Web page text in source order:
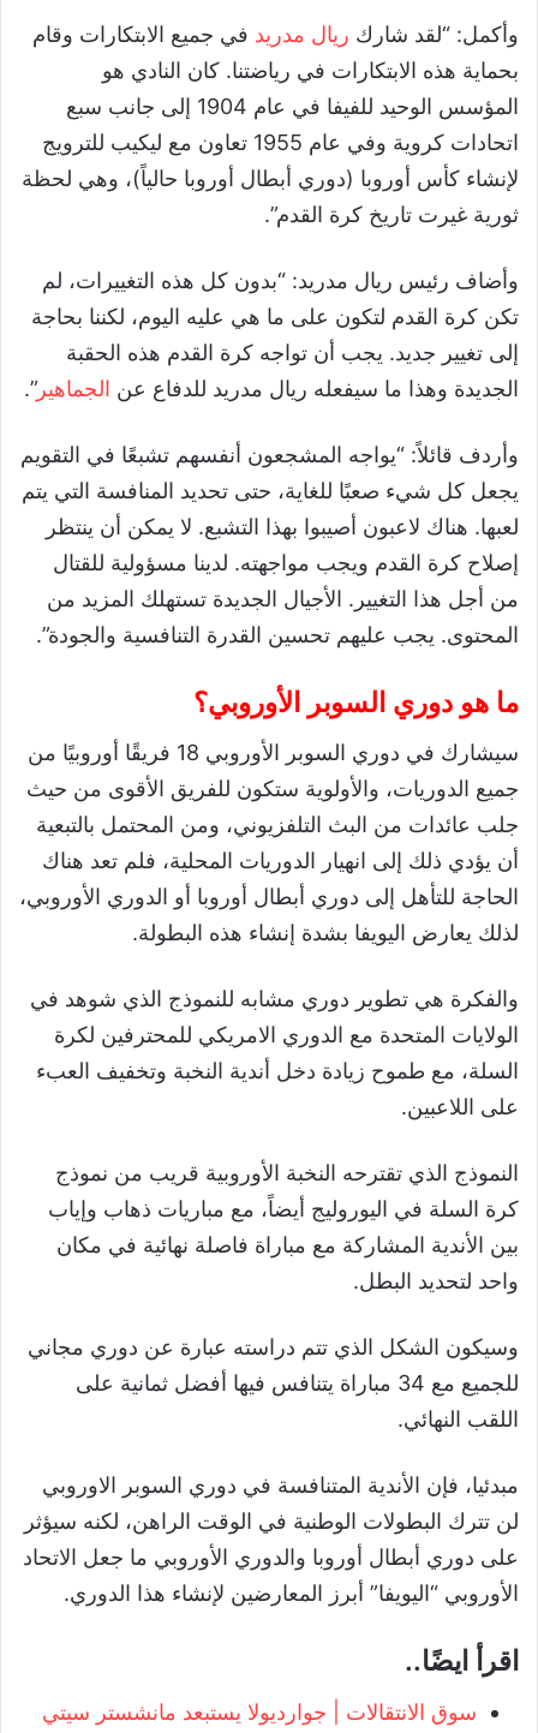
وأكمل: “لقد شارك ريال مدريد في جميع الابتكارات وقام
بحماية هذه الابتكارات في رياضتنا. كان النادي هو
المؤسس الوحيد للفيفا في عام 1904 إلى جانب سبع
اتحادات كروية وفي عام 1955 تعاون مع ليكيب للترويج
لإنشاء كأس أوروبا (دوري أبطال أوروبا حالياً)، وهي لحظة
ثورية غيرت تاريخ كرة القدم”.
وأضاف رئيس ريال مدريد: “بدون كل هذه التغييرات، لم
تكن كرة القدم لتكون على ما هي عليه اليوم، لكننا بحاجة
إلى تغيير جديد. يجب أن تواجه كرة القدم هذه الحقبة
الجديدة وهذا ما سيفعله ريال مدريد للدفاع عن الجماهير”.
وأردف قائلاً: “يواجه المشجعون أنفسهم تشبعًا في التقويم
يجعل كل شيء صعبًا للغاية، حتى تحديد المنافسة التي يتم
لعبها. هناك لاعبون أصيبوا بهذا التشبع. لا يمكن أن ينتظر
إصلاح كرة القدم ويجب مواجهته. لدينا مسؤولية للقتال
من أجل هذا التغيير. الأجيال الجديدة تستهلك المزيد من
المحتوى. يجب عليهم تحسين القدرة التنافسية والجودة”.
ما هو دوري السوبر الأوروبي؟
سيشارك في دوري السوبر الأوروبي 18 فريقًا أوروبيًا من
جميع الدوريات، والأولوية ستكون للفريق الأقوى من حيث
جلب عائدات من البث التلفزيوني، ومن المحتمل بالتبعية
أن يؤدي ذلك إلى انهيار الدوريات المحلية، فلم تعد هناك
الحاجة للتأهل إلى دوري أبطال أوروبا أو الدوري الأوروبي،
لذلك يعارض اليويفا بشدة إنشاء هذه البطولة.
والفكرة هي تطوير دوري مشابه للنموذج الذي شوهد في
الولايات المتحدة مع الدوري الامريكي للمحترفين لكرة
السلة، مع طموح زيادة دخل أندية النخبة وتخفيف العبء
على اللاعبين.
النموذج الذي تقترحه النخبة الأوروبية قريب من نموذج
كرة السلة في اليوروليج أيضاً، مع مباريات ذهاب وإياب
بين الأندية المشاركة مع مباراة فاصلة نهائية في مكان
واحد لتحديد البطل.
وسيكون الشكل الذي تتم دراسته عبارة عن دوري مجاني
للجميع مع 34 مباراة يتنافس فيها أفضل ثمانية على
اللقب النهائي.
مبدئيا، فإن الأندية المتنافسة في دوري السوبر الاوروبي
لن تترك البطولات الوطنية في الوقت الراهن، لكنه سيؤثر
على دوري أبطال أوروبا والدوري الأوروبي ما جعل الاتحاد
الأوروبي “اليويفا” أبرز المعارضين لإنشاء هذا الدوري.
اقرأ ايضًا..
سوق الانتقالات | جوارديولا يستبعد مانشستر سيتي